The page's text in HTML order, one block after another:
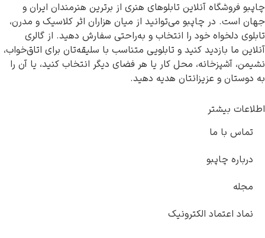
چاپبو فروشگاه آنلاین تابلوهای هنری از برترین هنرمندان ایران و
جهان است. در چاپبو می‌توانید از میان هزاران اثر کلاسیک و مدرن،
تابلوی دلخواه خود را انتخاب و به‌راحتی سفارش دهید. از گالری
آنلاین ما بازدید کنید و تابلویی متناسب با سلیقه‌تان برای اتاق‌خواب،
نشیمن، آشپزخانه، محل کار یا هر فضای دیگر انتخاب کنید، یا آن را
به دوستان و عزیزانتان هدیه دهید.
اطلاعات بیشتر
تماس با ما
درباره چاپبو
مجله
نماد اعتماد الکترونیک